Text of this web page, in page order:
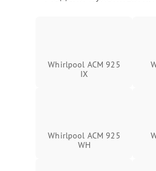
Whirlpool ACM 925
IX
Whirlpool ACM 925
WH